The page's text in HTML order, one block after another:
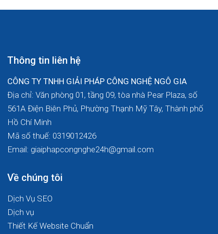
Thông tin liên hệ
CÔNG TY TNHH GIẢI PHÁP CÔNG NGHỆ NGÔ GIA
Địa chỉ: Văn phòng 01, tầng 09, tòa nhà Pear Plaza, số
561A Điện Biên Phủ, Phường Thạnh Mỹ Tây, Thành phố
Hồ Chí Minh
Mã số thuế: 0319012426
Email: giaiphapcongnghe24h@gmail.com
Về chúng tôi
Dịch Vụ SEO
Dịch vụ
Thiết Kế Website Chuẩn